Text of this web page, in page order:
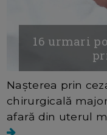
16 urmari
Nașterea prin
chirurgicală
afară din uterul